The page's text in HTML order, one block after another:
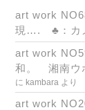
art work
現…. ♣：カ
art work
和。 湘南ウ
に kambara より
art work